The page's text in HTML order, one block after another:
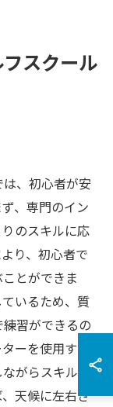
スクール
、初心者が安
、専門のイン
のスキルに応
り、初心者で
とができま
いるため、質
習ができるの
ーを使用する
がらスキルを
天候に左右さ